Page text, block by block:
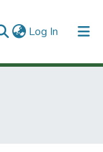
Log In (current)